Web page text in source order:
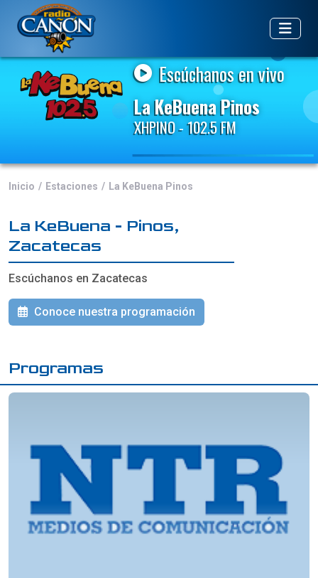
Escúchanos en vivo
La KeBuena Pinos
XHPINO - 102.5 FM
Inicio Estaciones La KeBuena Pinos
La KeBuena - Pinos,
Zacatecas
Escúchanos en Zacatecas
Conoce nuestra programación
Programas